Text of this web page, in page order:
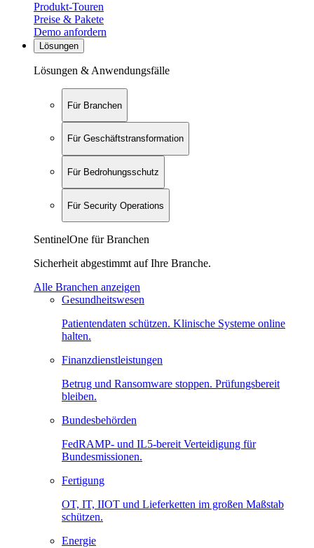
Produkt-Touren
Preise & Pakete
Demo anfordern
Lösungen
Lösungen & Anwendungsfälle
Für Branchen
Für Geschäftstransformation
Für Bedrohungsschutz
Für Security Operations
SentinelOne für Branchen
Sicherheit abgestimmt auf Ihre Branche.
Alle Branchen anzeigen
Gesundheitswesen
Patientendaten schützen. Klinische Systeme online
halten.
Finanzdienstleistungen
Betrug und Ransomware stoppen. Prüfungsbereit
bleiben.
Bundesbehörden
FedRAMP- und IL5-bereit Verteidigung für
Bundesmissionen.
Fertigung
OT, IT, IIOT und Lieferketten im großen Maßstab
schützen.
Energie